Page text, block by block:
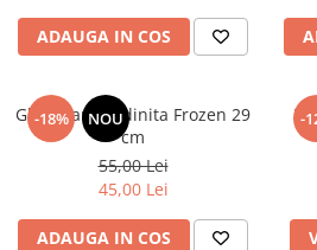
ADAUGA IN COS
-18% NOU
Ghiozdan gradinita Frozen 29
cm
55,00 Lei
45,00 Lei
ADAUGA IN COS
-